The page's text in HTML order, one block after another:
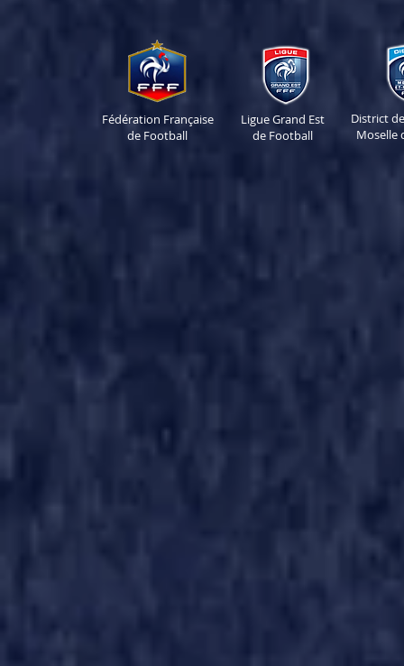
Fédération Française
de Football
Ligue Grand Est
de Football
District
Moselle